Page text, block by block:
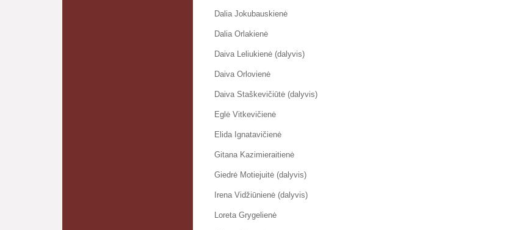
Dalia Jokubauskienė
Dalia Orlakienė
Daiva Leliukienė (dalyvis)
Daiva Orlovienė
Daiva Staškevičiūtė (dalyvis)
Eglė Vitkevičienė
Elida Ignatavičienė
Gitana Kazimieraitienė
Giedrė Motiejuitė (dalyvis)
Irena Vidžiūnienė (dalyvis)
Loreta Grygelienė